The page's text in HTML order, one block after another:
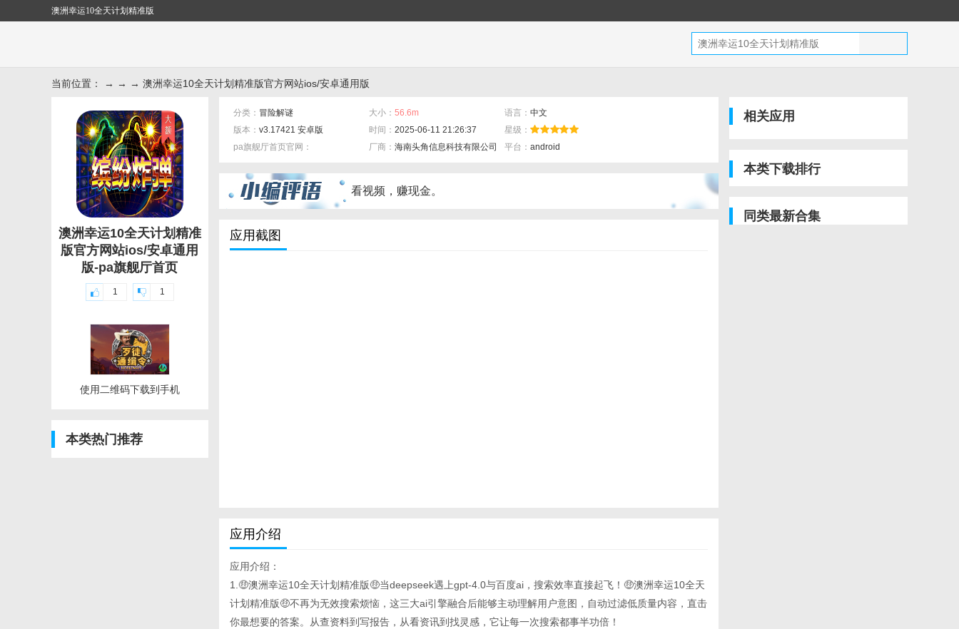
澳洲幸运10全天计划精准版
当前位置： → → → 澳洲幸运10全天计划精准版官方网站ios/安卓通用版
澳洲幸运10全天计划精准
版官方网站ios/安卓通用
版-pa旗舰厅首页
1 1
使用二维码下载到手机
本类热门推荐
分类： 冒险解谜 大小： 56.6m 语言： 中文
版本： v3.17421 安卓版 时间： 2025-06-11 21:26:37
星级：
pa旗舰厅首页官网：
厂商： 海南头角信息科技有限公司 平台： android
看视频，赚现金。
应用截图
应用介绍
应用介绍：
1.🤑澳洲幸运10全天计划精准版🤑当deepseek遇上gpt-4.0与百度ai，搜索效率直接起飞！🤑澳洲幸运10全天
计划精准版🤑不再为无效搜索烦恼，这三大ai引擎融合后能够主动理解用户意图，自动过滤低质量内容，直击
你最想要的答案。从查资料到写报告，从看资讯到找灵感，它让每一次搜索都事半功倍！
相关应用
本类下载排行
同类最新合集